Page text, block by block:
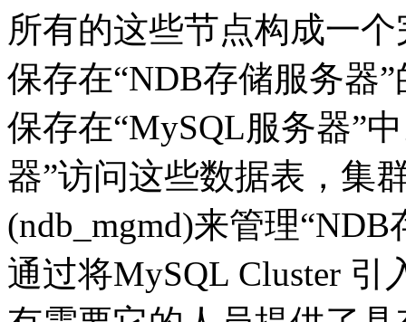
所有的这些节点构成一
保存在“NDB存储服务器
保存在“MySQL服务器”
器”访问这些数据表，集
(ndb_mgmd)来管理
通过将MySQL Cluster